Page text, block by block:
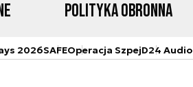
Polityka obronna
2026SAFEOperacja SzpejD24 Audio